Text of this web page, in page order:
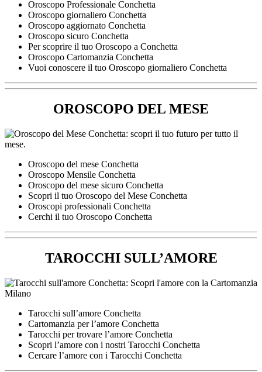
Oroscopo Professionale Conchetta
Oroscopo giornaliero Conchetta
Oroscopo aggiornato Conchetta
Oroscopo sicuro Conchetta
Per scoprire il tuo Oroscopo a Conchetta
Oroscopo Cartomanzia Conchetta
Vuoi conoscere il tuo Oroscopo giornaliero Conchetta
OROSCOPO DEL MESE
Oroscopo del mese Conchetta
Oroscopo Mensile Conchetta
Oroscopo del mese sicuro Conchetta
Scopri il tuo Oroscopo del Mese Conchetta
Oroscopi professionali Conchetta
Cerchi il tuo Oroscopo Conchetta
TAROCCHI SULL’AMORE
Tarocchi sull’amore Conchetta
Cartomanzia per l’amore Conchetta
Tarocchi per trovare l’amore Conchetta
Scopri l’amore con i nostri Tarocchi Conchetta
Cercare l’amore con i Tarocchi Conchetta